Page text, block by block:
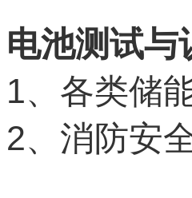
电池测试与
1、各类储
2、消防安